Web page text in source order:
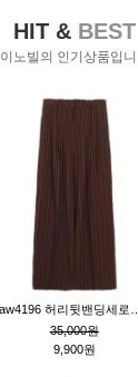
HIT & BEST
이노빌의 인기상품입
35,000원
9,900원